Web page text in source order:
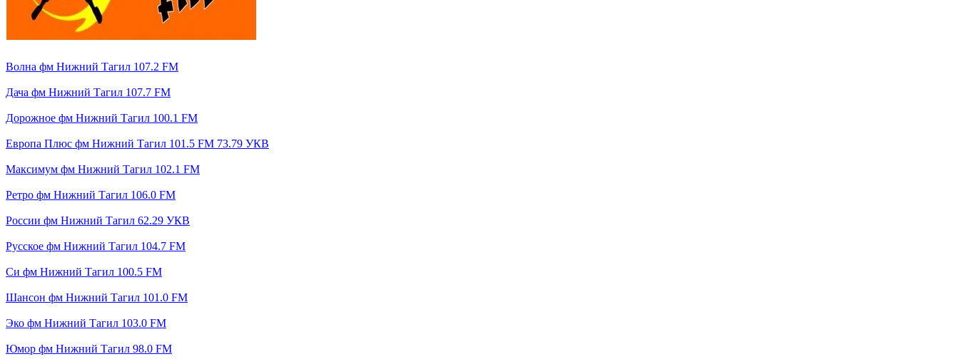
Волна фм Нижний Тагил 107.2 FM
Дача фм Нижний Тагил 107.7 FM
Дорожное фм Нижний Тагил 100.1 FM
Европа Плюс фм Нижний Тагил 101.5 FM 73.79 УКВ
Максимум фм Нижний Тагил 102.1 FM
Ретро фм Нижний Тагил 106.0 FM
России фм Нижний Тагил 62.29 УКВ
Русское фм Нижний Тагил 104.7 FM
Си фм Нижний Тагил 100.5 FM
Шансон фм Нижний Тагил 101.0 FM
Эко фм Нижний Тагил 103.0 FM
Юмор фм Нижний Тагил 98.0 FM